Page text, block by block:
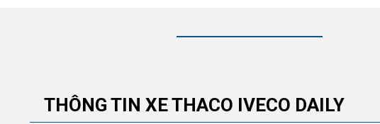
THÔNG TIN XE THACO IVECO DAILY